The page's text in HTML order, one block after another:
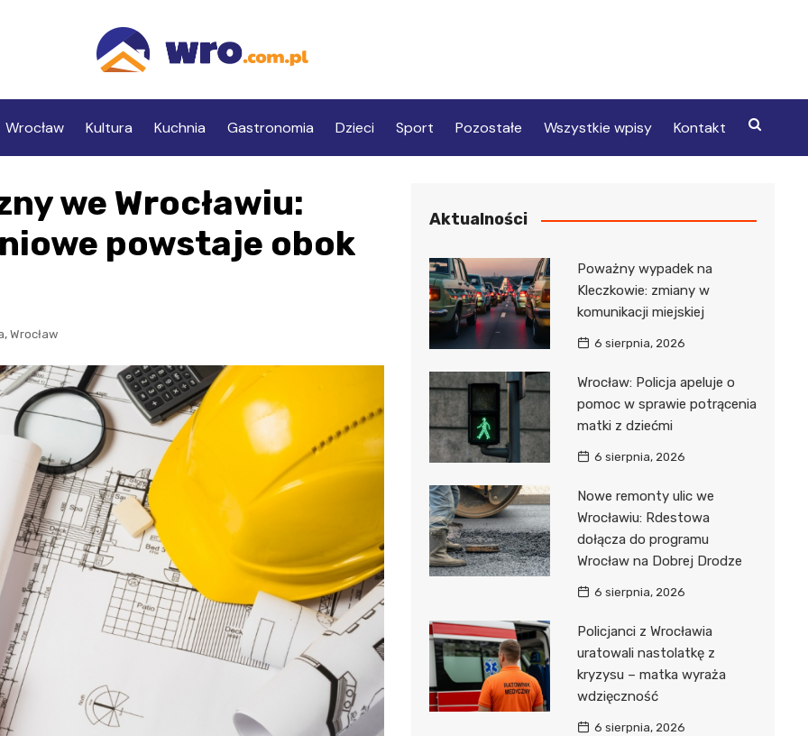
Wrocław Kultura Kuchnia Gastronomia Dzieci Sport Pozostałe Wszystkie wpisy Kontakt
we Wrocławiu:
powstaje obok
, Wrocław
Aktualności
Poważny wypadek na
Kleczkowie: zmiany w
komunikacji miejskiej
6 sierpnia, 2026
Wrocław: Policja apeluje o
pomoc w sprawie potrącenia
matki z dziećmi
6 sierpnia, 2026
Nowe remonty ulic we
Wrocławiu: Rdestowa
dołącza do programu
Wrocław na Dobrej Drodze
6 sierpnia, 2026
Policjanci z Wrocławia
uratowali nastolatkę z
kryzysu – matka wyraża
wdzięczność
6 sierpnia, 2026